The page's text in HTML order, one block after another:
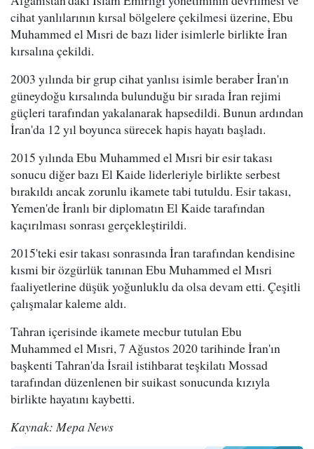
cihat yanlılarının kırsal bölgelere çekilmesi üzerine, Ebu
Muhammed el Mısri de bazı lider isimlerle birlikte İran
kırsalına çekildi.
2003 yılında bir grup cihat yanlısı isimle beraber İran'ın
güneydoğu kırsalında bulunduğu bir sırada İran rejimi
güçleri tarafından yakalanarak hapsedildi. Bunun ardından
İran'da 12 yıl boyunca sürecek hapis hayatı başladı.
2015 yılında Ebu Muhammed el Mısri bir esir takası
sonucu diğer bazı El Kaide liderleriyle birlikte serbest
bırakıldı ancak zorunlu ikamete tabi tutuldu. Esir takası,
Yemen'de İranlı bir diplomatın El Kaide tarafından
kaçırılması sonrası gerçekleştirildi.
2015'teki esir takası sonrasında İran tarafından kendisine
kısmi bir özgürlük tanınan Ebu Muhammed el Mısri
faaliyetlerine düşük yoğunluklu da olsa devam etti. Çeşitli
çalışmalar kaleme aldı.
Tahran içerisinde ikamete mecbur tutulan Ebu
Muhammed el Mısri, 7 Ağustos 2020 tarihinde İran'ın
başkenti Tahran'da İsrail istihbarat teşkilatı Mossad
tarafından düzenlenen bir suikast sonucunda kızıyla
birlikte hayatını kaybetti.
Kaynak: Mepa News